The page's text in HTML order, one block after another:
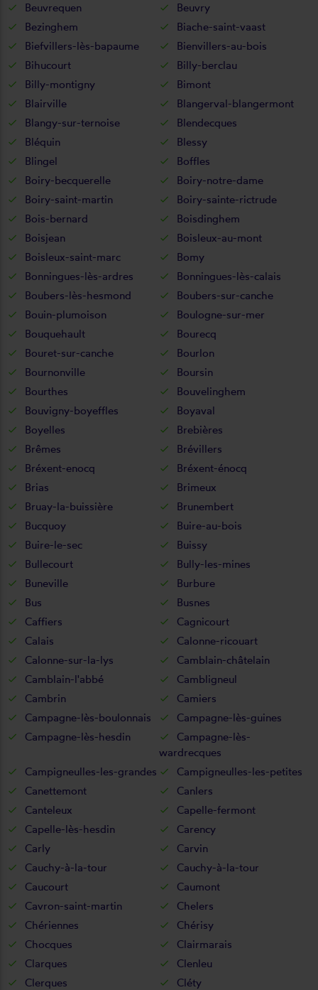
Beuvrequen
Beuvry
Bezinghem
Biache-saint-vaast
Biefvillers-lès-bapaume
Bienvillers-au-bois
Bihucourt
Billy-berclau
Billy-montigny
Bimont
Blairville
Blangerval-blangermont
Blangy-sur-ternoise
Blendecques
Bléquin
Blessy
Blingel
Boffles
Boiry-becquerelle
Boiry-notre-dame
Boiry-saint-martin
Boiry-sainte-rictrude
Bois-bernard
Boisdinghem
Boisjean
Boisleux-au-mont
Boisleux-saint-marc
Bomy
Bonningues-lès-ardres
Bonningues-lès-calais
Boubers-lès-hesmond
Boubers-sur-canche
Bouin-plumoison
Boulogne-sur-mer
Bouquehault
Bourecq
Bouret-sur-canche
Bourlon
Bournonville
Boursin
Bourthes
Bouvelinghem
Bouvigny-boyeffles
Boyaval
Boyelles
Brebières
Brêmes
Brévillers
Bréxent-enocq
Bréxent-énocq
Brias
Brimeux
Bruay-la-buissière
Brunembert
Bucquoy
Buire-au-bois
Buire-le-sec
Buissy
Bullecourt
Bully-les-mines
Buneville
Burbure
Bus
Busnes
Caffiers
Cagnicourt
Calais
Calonne-ricouart
Calonne-sur-la-lys
Camblain-châtelain
Camblain-l'abbé
Cambligneul
Cambrin
Camiers
Campagne-lès-boulonnais
Campagne-lès-guines
Campagne-lès-hesdin
Campagne-lès-
wardrecques
Campigneulles-les-grandes
Campigneulles-les-petites
Canettemont
Canlers
Canteleux
Capelle-fermont
Capelle-lès-hesdin
Carency
Carly
Carvin
Cauchy-à-la-tour
Cauchy-à-la-tour
Caucourt
Caumont
Cavron-saint-martin
Chelers
Chériennes
Chérisy
Chocques
Clairmarais
Clarques
Clenleu
Clerques
Cléty